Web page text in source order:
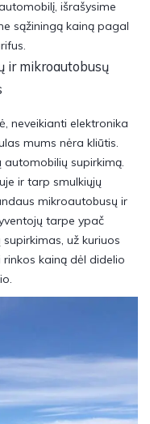
išrašysime
sąžiningą kainą pagal
ir mikroautobusų
neveikianti elektronika
mums nėra kliūtis.
supirkimą.
ir tarp smulkiųjų
mikroautobusų ir
tarpe ypač
už kuriuos
kainą dėl didelio